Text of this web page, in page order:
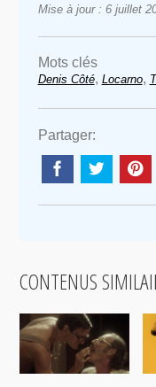
Mise à jour : 6 juillet
Mots clés
Denis Côté, Locarno,
Partager:
CONTENUS